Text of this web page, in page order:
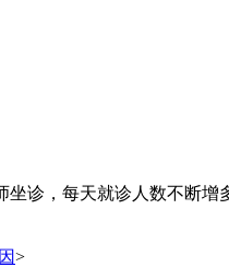
诊，每天就诊人数不断增
>